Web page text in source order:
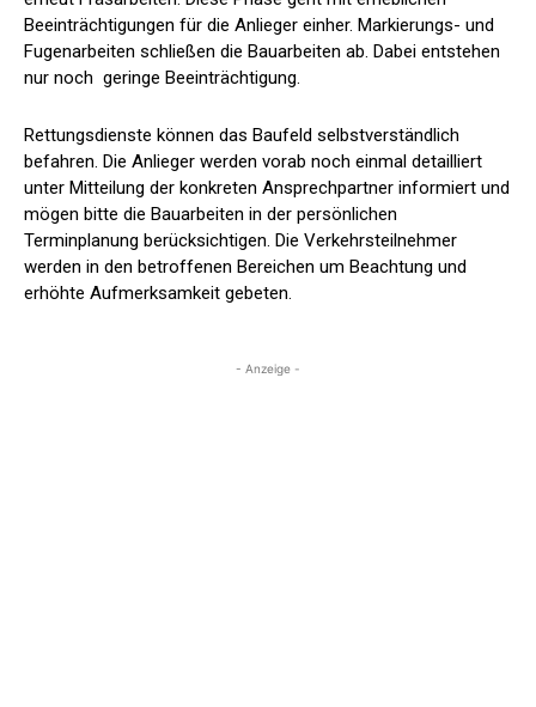
Beeinträchtigungen für die Anlieger einher. Markierungs- und
Fugenarbeiten schließen die Bauarbeiten ab. Dabei entstehen
nur noch geringe Beeinträchtigung.
Rettungsdienste können das Baufeld selbstverständlich
befahren. Die Anlieger werden vorab noch einmal detailliert
unter Mitteilung der konkreten Ansprechpartner informiert und
mögen bitte die Bauarbeiten in der persönlichen
Terminplanung berücksichtigen. Die Verkehrsteilnehmer
werden in den betroffenen Bereichen um Beachtung und
erhöhte Aufmerksamkeit gebeten.
- Anzeige -